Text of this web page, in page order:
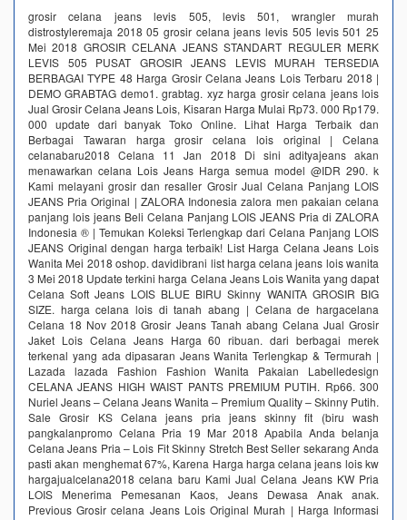
grosir celana jeans levis 505, levis 501, wrangler murah
distrostyleremaja 2018 05 grosir celana jeans levis 505 levis 501 25
Mei 2018 GROSIR CELANA JEANS STANDART REGULER MERK
LEVIS 505 PUSAT GROSIR JEANS LEVIS MURAH TERSEDIA
BERBAGAI TYPE 48 Harga Grosir Celana Jeans Lois Terbaru 2018 |
DEMO GRABTAG demo1. grabtag. xyz harga grosir celana jeans lois
Jual Grosir Celana Jeans Lois, Kisaran Harga Mulai Rp73. 000 Rp179.
000 update dari banyak Toko Online. Lihat Harga Terbaik dan
Berbagai Tawaran harga grosir celana lois original | Celana
celanabaru2018 Celana 11 Jan 2018 Di sini adityajeans akan
menawarkan celana Lois Jeans Harga semua model @IDR 290. k
Kami melayani grosir dan resaller Grosir Jual Celana Panjang LOIS
JEANS Pria Original | ZALORA Indonesia zalora men pakaian celana
panjang lois jeans Beli Celana Panjang LOIS JEANS Pria di ZALORA
Indonesia ® | Temukan Koleksi Terlengkap dari Celana Panjang LOIS
JEANS Original dengan harga terbaik! List Harga Celana Jeans Lois
Wanita Mei 2018 oshop. davidibrani list harga celana jeans lois wanita
3 Mei 2018 Update terkini harga Celana Jeans Lois Wanita yang dapat
Celana Soft Jeans LOIS BLUE BIRU Skinny WANITA GROSIR BIG
SIZE. harga celana lois di tanah abang | Celana de hargacelana
Celana 18 Nov 2018 Grosir Jeans Tanah abang Celana Jual Grosir
Jaket Lois Celana Jeans Harga 60 ribuan. dari berbagai merek
terkenal yang ada dipasaran Jeans Wanita Terlengkap & Termurah |
Lazada lazada Fashion Fashion Wanita Pakaian Labelledesign
CELANA JEANS HIGH WAIST PANTS PREMIUM PUTIH. Rp66. 300
Nuriel Jeans – Celana Jeans Wanita – Premium Quality – Skinny Putih.
Sale Grosir KS Celana jeans pria jeans skinny fit (biru wash
pangkalanpromo Celana Pria 19 Mar 2018 Apabila Anda belanja
Celana Jeans Pria – Lois Fit Skinny Stretch Best Seller sekarang Anda
pasti akan menghemat 67%, Karena Harga harga celana jeans lois kw
hargajualcelana2018 celana baru Kami Jual Celana Jeans KW Pria
LOIS Menerima Pemesanan Kaos, Jeans Dewasa Anak anak.
Previous Grosir celana Jeans Lois Original Murah | Harga Informasi